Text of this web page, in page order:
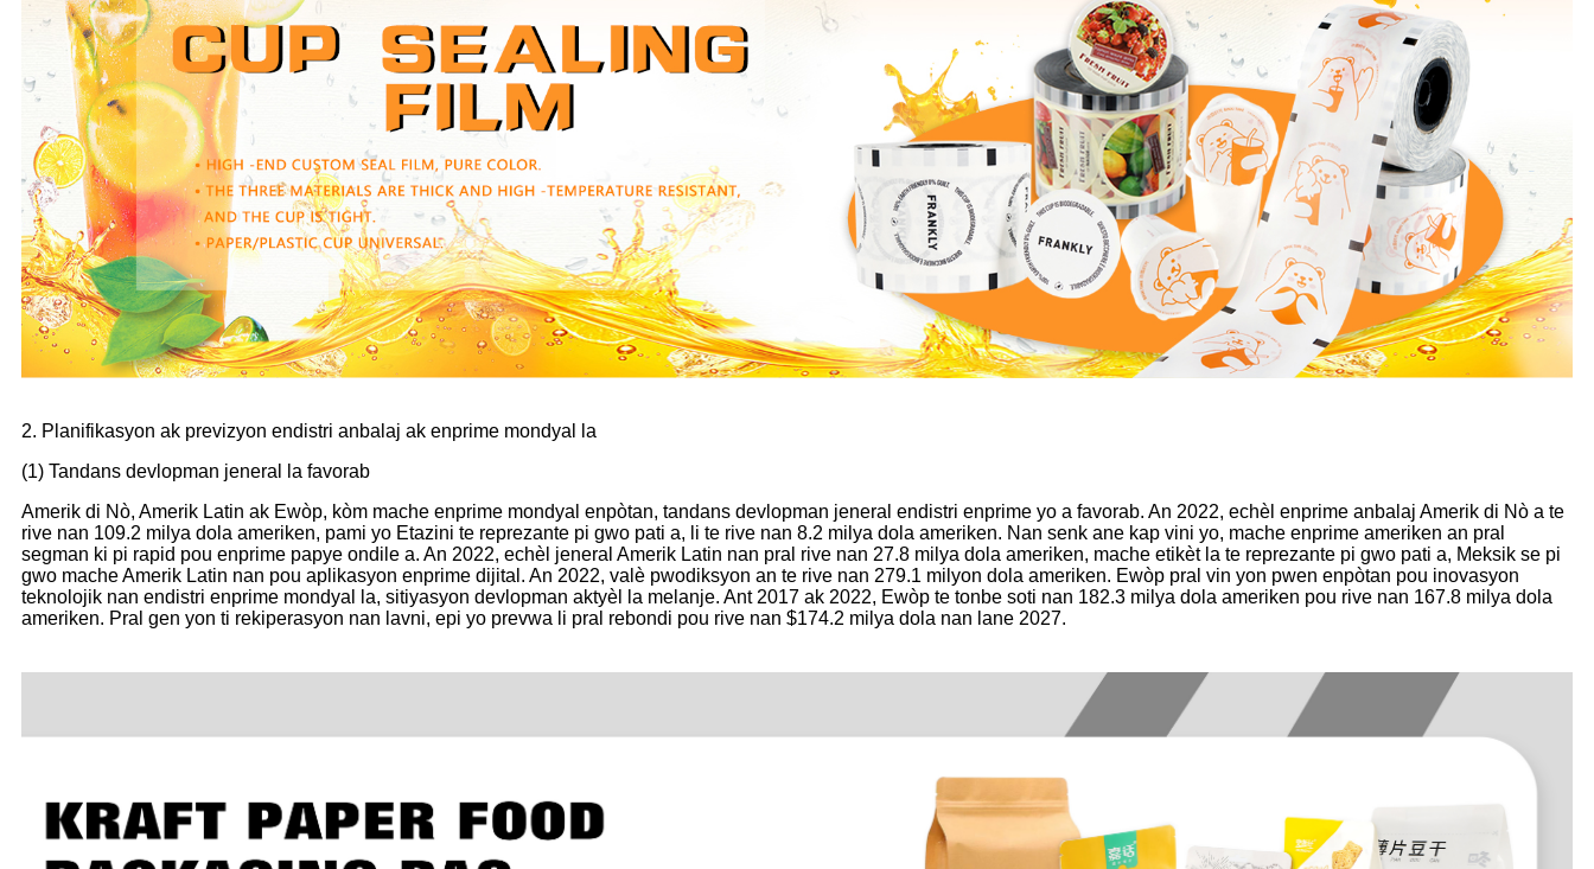
2. Planifikasyon ak previzyon endistri anbalaj ak enprime mondyal la
(1) Tandans devlopman jeneral la favorab
Amerik di Nò, Amerik Latin ak Ewòp, kòm mache enprime mondyal enpòtan, tandans devlopman jeneral endistri enprime yo a favorab. An 2022, echèl enprime anbalaj Amerik di Nò a te
rive nan 109.2 milya dola ameriken, pami yo Etazini te reprezante pi gwo pati a, li te rive nan 8.2 milya dola ameriken. Nan senk ane kap vini yo, mache enprime ameriken an pral
segman ki pi rapid pou enprime papye ondile a. An 2022, echèl jeneral Amerik Latin nan pral rive nan 27.8 milya dola ameriken, mache etikèt la te reprezante pi gwo pati a, Meksik se pi
gwo mache Amerik Latin nan pou aplikasyon enprime dijital. An 2022, valè pwodiksyon an te rive nan 279.1 milyon dola ameriken. Ewòp pral vin yon pwen enpòtan pou inovasyon
teknolojik nan endistri enprime mondyal la, sitiyasyon devlopman aktyèl la melanje. Ant 2017 ak 2022, Ewòp te tonbe soti nan 182.3 milya dola ameriken pou rive nan 167.8 milya dola
ameriken. Pral gen yon ti rekiperasyon nan lavni, epi yo prevwa li pral rebondi pou rive nan $174.2 milya dola nan lane 2027.